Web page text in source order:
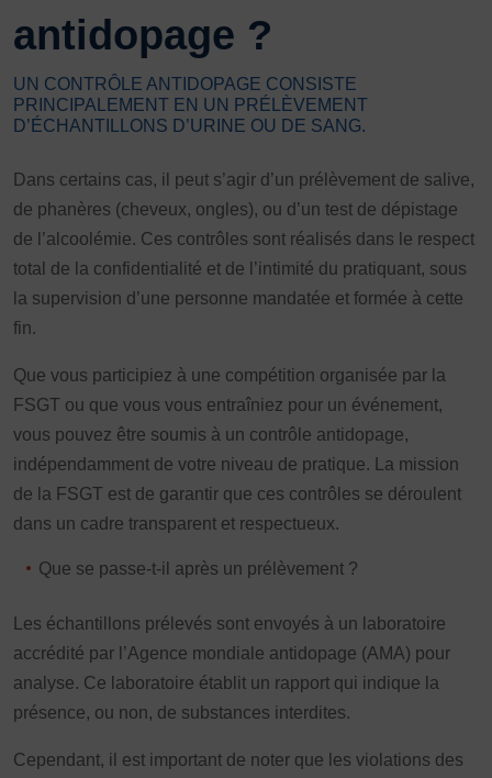
antidopage ?
UN CONTRÔLE ANTIDOPAGE CONSISTE
PRINCIPALEMENT EN UN PRÉLÈVEMENT
D’ÉCHANTILLONS D’URINE OU DE SANG.
Dans certains cas, il peut s’agir d’un prélèvement de salive,
de phanères (cheveux, ongles), ou d’un test de dépistage
de l’alcoolémie. Ces contrôles sont réalisés dans le respect
total de la confidentialité et de l’intimité du pratiquant, sous
la supervision d’une personne mandatée et formée à cette
fin.
Que vous participiez à une compétition organisée par la
FSGT ou que vous vous entraîniez pour un événement,
vous pouvez être soumis à un contrôle antidopage,
indépendamment de votre niveau de pratique. La mission
de la FSGT est de garantir que ces contrôles se déroulent
dans un cadre transparent et respectueux.
Que se passe-t-il après un prélèvement ?
Les échantillons prélevés sont envoyés à un laboratoire
accrédité par l’Agence mondiale antidopage (AMA) pour
analyse. Ce laboratoire établit un rapport qui indique la
présence, ou non, de substances interdites.
Cependant, il est important de noter que les violations des